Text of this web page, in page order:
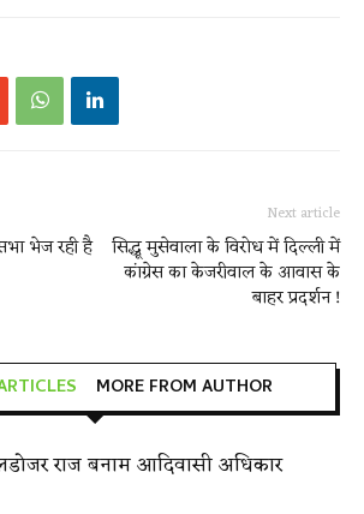
भेज रही है
Next article
सिद्धू मुसेवाला के विरोध में दिल्ली में
कांग्रेस का केजरीवाल के आवास के
बाहर प्रदर्शन !
MORE FROM AUTHOR
राज बनाम आदिवासी अधिकार